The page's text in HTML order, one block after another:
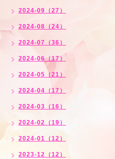
2024-09（27）
2024-08（24）
2024-07（36）
2024-06（17）
2024-05（21）
2024-04（17）
2024-03（16）
2024-02（19）
2024-01（12）
2023-12（12）